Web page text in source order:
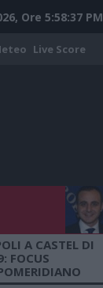
Ore 5:58:38 PM
Live Score
A CASTEL DI
FOCUS